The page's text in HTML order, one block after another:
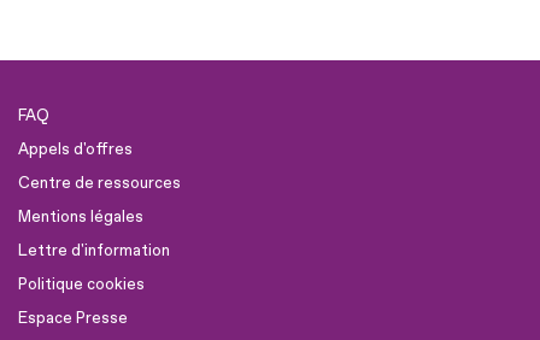
FAQ
Appels d'offres
Centre de ressources
Mentions légales
Lettre d'information
Politique cookies
Espace Presse